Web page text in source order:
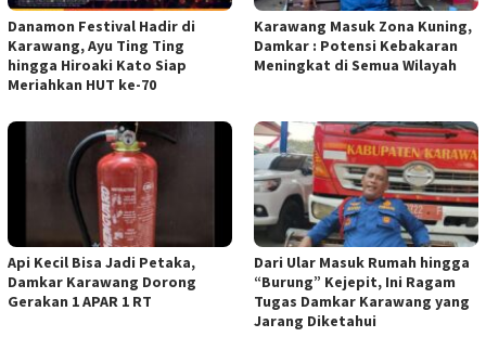
Danamon Festival Hadir di
Karawang, Ayu Ting Ting
hingga Hiroaki Kato Siap
Meriahkan HUT ke-70
Karawang Masuk Zona Kuning,
Damkar : Potensi Kebakaran
Meningkat di Semua Wilayah
Api Kecil Bisa Jadi Petaka,
Damkar Karawang Dorong
Gerakan 1 APAR 1 RT
Dari Ular Masuk Rumah hingga
“Burung” Kejepit, Ini Ragam
Tugas Damkar Karawang yang
Jarang Diketahui